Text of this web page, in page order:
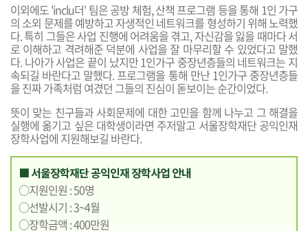
이외에도 'inclu더' 팀은 공방 체험, 산책 프로그램 등을 통해 1인 가구
의 소외 문제를 예방하고 자생적인 네트워크를 형성하기 위해 노력했
다. 특히 그들은 사업 진행에 어려움을 겪고, 자신감을 잃을 때마다 서
로 이해하고 격려해준 덕분에 사업을 잘 마무리할 수 있었다고 말했
다. 나아가 사업은 끝이 났지만 1인가구 중장년층들의 네트워크는 지
속되길 바란다고 말했다. 프로그램을 통해 만난 1인가구 중장년층들
을 진짜 가족처럼 여겼던 그들의 진심이 돋보이는 순간이었다.
뜻이 맞는 친구들과 사회문제에 대한 고민을 함께 나누고 그 해결을
실행에 옮기고 싶은대학생이라면 주저말고 서울장학재단 공익인재
장학사업에 지원해보길 바란다.
■ 서울장학재단 공익인재 장학사업 안내
○지원인원 : 50명
○선발시기 : 3~4월
○장학금액 : 400만원